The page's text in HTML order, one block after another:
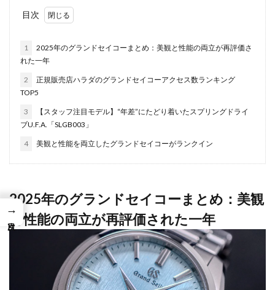
目次
1
2025年のグランドセイコーまとめ：美観と性能の両立が再評価さ
れた一年
2
正規販売店ハラダのグランドセイコーアクセス数ランキング
TOP5
3
【スタッフ注目モデル】“年差”にたどり着いたスプリングドライ
ブU.F.A.「SLGB003」
4 美観と性能を両立したグランドセイコーがランクイン
2025年のグランドセイコーまとめ：美観
と性能の両立が再評価された一年
→